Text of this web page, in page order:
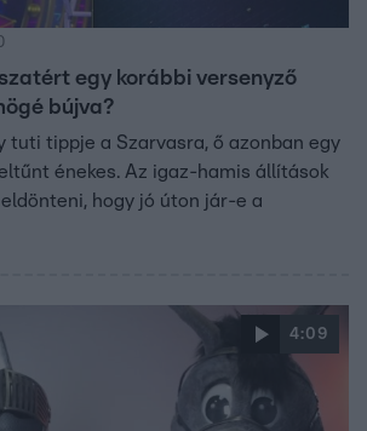
egy korábbi versenyző
bújva?
tuti tippje a Szarvasra, ő azonban egy
énekes. Az igaz-hamis állítások
hogy jó úton jár-e a
4:09